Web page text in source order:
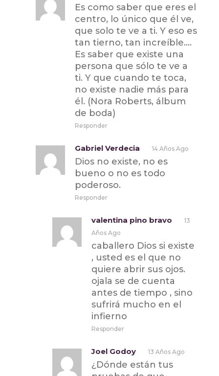
Es como saber que eres el
centro, lo único que él ve,
que solo te ve a ti. Y eso es
tan tierno, tan increíble….
Es saber que existe una
persona que sólo te ve a
ti. Y que cuando te toca,
no existe nadie más para
él. (Nora Roberts, álbum
de boda)
Responder
Gabriel Verdecia 14 Años Ago
Dios no existe, no es
bueno o no es todo
poderoso.
Responder
valentina pino bravo
13
Años Ago
caballero Dios si existe
, usted es el que no
quiere abrir sus ojos.
ojala se de cuenta
antes de tiempo , sino
sufrirá mucho en el
infierno
Responder
Joel Godoy 13 Años Ago
¿Dónde están tus